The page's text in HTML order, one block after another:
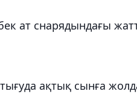
снарядындағы
ақтық сынға